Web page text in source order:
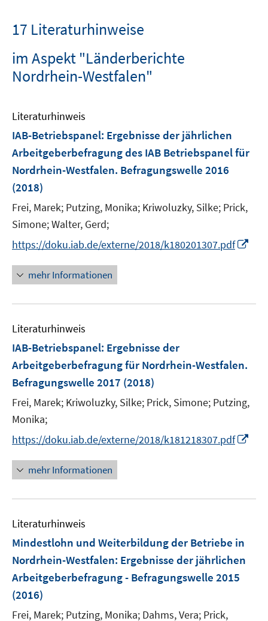
17 Literaturhinweise
im Aspekt "Länderberichte
Nordrhein-Westfalen"
Literaturhinweis
IAB-Betriebspanel: Ergebnisse der jährlichen
Arbeitgeberbefragung des IAB Betriebspanel für
Nordrhein-Westfalen. Befragungswelle 2016
(2018)
Frei, Marek; Putzing, Monika; Kriwoluzky, Silke; Prick,
Simone;Walter, Gerd;
https://doku.iab.de/externe/2018/k180201307.pdf
u
e
mehr Informationen
Literaturhinweis
IAB-Betriebspanel: Ergebnisse der
Arbeitgeberbefragung für Nordrhein-Westfalen.
Befragungswelle 2017 (2018)
Frei, Marek; Kriwoluzky, Silke; Prick, Simone; Putzing,
Monika;
https://doku.iab.de/externe/2018/k181218307.pdf
u
mehr Informationen
Literaturhinweis
Mindestlohn und Weiterbildung der Betriebe in
Nordrhein-Westfalen: Ergebnisse der jährlichen
Arbeitgeberbefragung - Befragungswelle 2015
(2016)
Frei, Marek; Putzing, Monika; Dahms, Vera; Prick,